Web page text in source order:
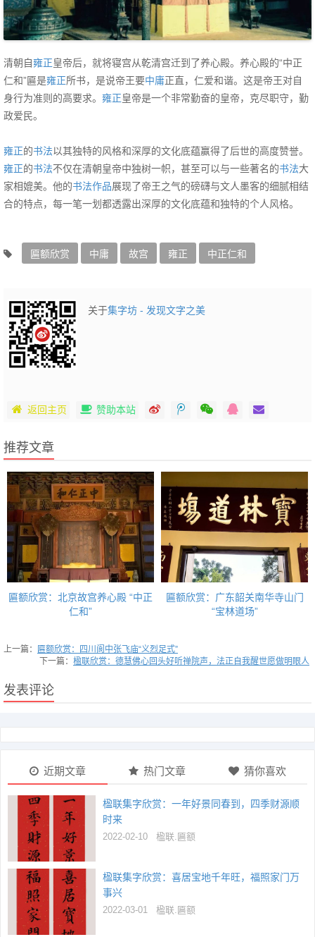
清朝自雍正皇帝后，就将寝宫从乾清宫迁到了养心殿。养心殿的“中正
仁和”匾是雍正所书，是说帝王要中庸正直，仁爱和谐。这是帝王对自
身行为准则的高要求。 雍正皇帝是一个非常勤奋的皇帝，克尽职守，勤
政爱民。
雍正的书法以其独特的风格和深厚的文化底蕴赢得了后世的高度赞誉。‌
雍正的书法不仅在清朝皇帝中独树一帜，甚至可以与一些著名的书法大
家相媲美。他的书法作品展现了帝王之气的磅礴与文人墨客的细腻相结
合的特点，每一笔一划都透露出深厚的文化底蕴和独特的个人风格‌。
匾额欣赏 中庸 故宫 雍正 中正仁和
关于集字坊 - 发现文字之美
返回主页 赞助本站
推荐文章
匾额欣赏：北京故宫养心殿 “中正
仁和”
匾额欣赏：广东韶关南华寺山门
“宝林道场”
上一篇：
匾额欣赏：四川阆中张飞庙“义烈足式”
下一篇： 楹联欣赏：德慧佛心回头好听禅院声，法正自我醒世愿做明眼人
发表评论
近期文章 热门文章 猜你喜欢
楹联集字欣赏：一年好景同春到，四季财源顺
时来
2022-02-10 楹联.匾额
楹联集字欣赏：喜居宝地千年旺，福照家门万
事兴
2022-03-01 楹联.匾额